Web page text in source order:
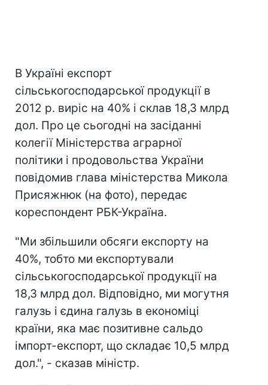
В Україні експорт
сільськогосподарської продукції в
2012 р. виріс на 40% і склав 18,3 млрд
дол. Про це сьогодні на засіданні
колегії Міністерства аграрної
політики і продовольства України
повідомив глава міністерства Микола
Присяжнюк (на фото), передає
кореспондент РБК-Україна.
"Ми збільшили обсяги експорту на
40%, тобто ми експортували
сільськогосподарської продукції на
18,3 млрд дол. Відповідно, ми могутня
галузь і єдина галузь в економіці
країни, яка має позитивне сальдо
імпорт-експорт, що складає 10,5 млрд
дол.", - сказав міністр.